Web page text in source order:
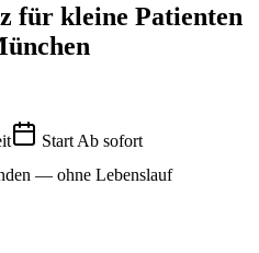
für kleine Patienten
Start Ab sofort
— ohne Lebenslauf